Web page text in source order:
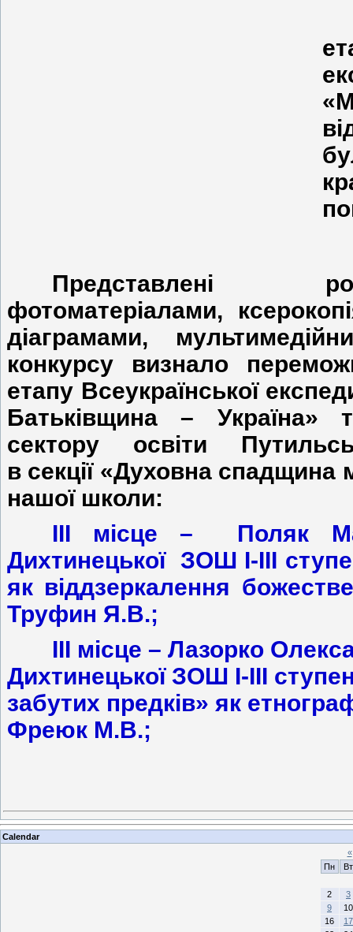
Представлені
фотоматеріалами,
діаграмами,
конкурсу визнало
етапу Всеукраїнської
Батьківщина – Україна»
сектору освіти
в секції «Духовна спадщина
нашої школи:
ІІІ місце – Поляк
Дихтинецької ЗОШ І-ІІІ
як віддзеркалення
Труфин Я.В.;
ІІІ місце – Лазорко
Дихтинецької ЗОШ І-ІІІ
забутих предків» як
Фреюк М.В.;
Calendar
«
Пн
Вт
2
3
9
10
16
17